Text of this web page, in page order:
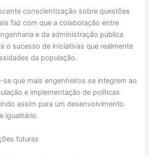
conscientização sobre questões
faz com que a colaboração entre
e da administração pública
o sucesso de iniciativas que realmente
da população.
que mais engenheiros se integrem ao
e implementação de políticas
assim para um desenvolvimento
igualitário.
futuras